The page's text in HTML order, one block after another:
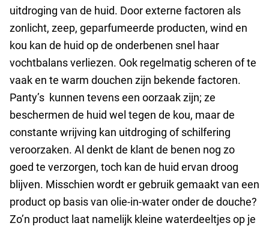
uitdroging van de huid. Door externe factoren als
zonlicht, zeep, geparfumeerde producten, wind en
kou kan de huid op de onderbenen snel haar
vochtbalans verliezen. Ook regelmatig scheren of te
vaak en te warm douchen zijn bekende factoren.
Panty’s kunnen tevens een oorzaak zijn; ze
beschermen de huid wel tegen de kou, maar de
constante wrijving kan uitdroging of schilfering
veroorzaken. Al denkt de klant de benen nog zo
goed te verzorgen, toch kan de huid ervan droog
blijven. Misschien wordt er gebruik gemaakt van een
product op basis van olie-in-water onder de douche?
Zo’n product laat namelijk kleine waterdeeltjes op je